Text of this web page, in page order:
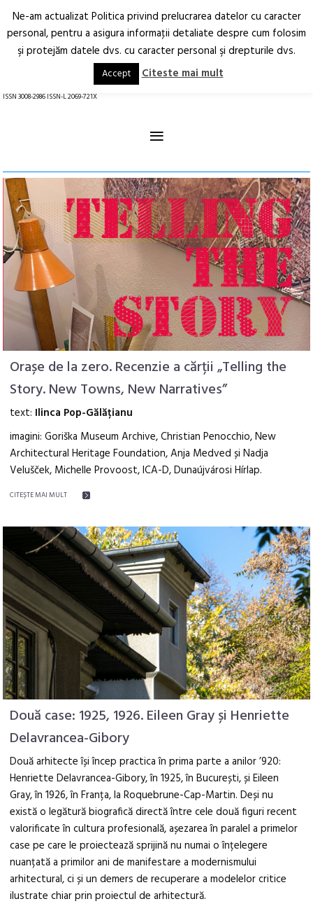
Arhitectură.
Oraș.
RO EN
ISSN 3008-2986 ISSN-L 2069-721X
≡
Orașe de la zero. Recenzie a cărții „Telling the
Story. New Towns, New Narratives”
text: Ilinca Pop-Gălățianu
imagini: Goriška Museum Archive, Christian Penocchio, New
Architectural Heritage Foundation, Anja Medved și Nadja
Velušček, Michelle Provoost, ICA-D, Dunaújvárosi Hírlap.
CITEŞTE MAI MULT
Două case: 1925, 1926. Eileen Gray și Henriette
Delavrancea-Gibory
Două arhitecte își încep practica în prima parte a anilor ’920:
Henriette Delavrancea-Gibory, în 1925, în București, și Eileen
Gray, în 1926, în Franța, la Roquebrune-Cap-Martin. Deși nu
există o legătură biografică directă între cele două figuri recent
valorificate în cultura profesională, așezarea în paralel a primelor
case pe care le proiectează sprijină nu numai o înțelegere
nuanțată a primilor ani de manifestare a modernismului
arhitectural, ci și un demers de recuperare a modelelor critice
ilustrate chiar prin proiectul de arhitectură.
Ne-am actualizat Politica privind prelucrarea datelor cu caracter
personal, pentru a asigura informaţii detaliate despre cum folosim
şi protejăm datele dvs. cu caracter personal şi drepturile dvs.
Accept Citeste mai mult